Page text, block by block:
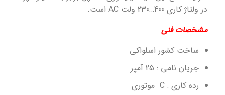
در ولتاژ کاری 400…230 ولت AC است.
مشخصات فنی
ساخت کشور اسلواکی
جریان نامی : 25 آمپر
رده کاری : C موتوری